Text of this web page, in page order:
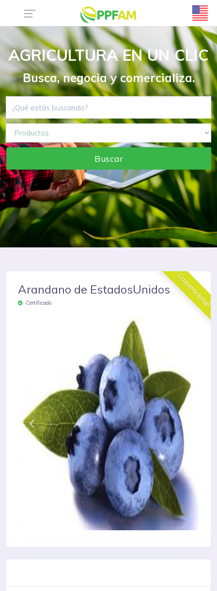
AGRICULTURA EN UN CLIC
Busca, negocia y comercializa.
Buscar
Convencional
Arandano de EstadosUnidos
Certificado